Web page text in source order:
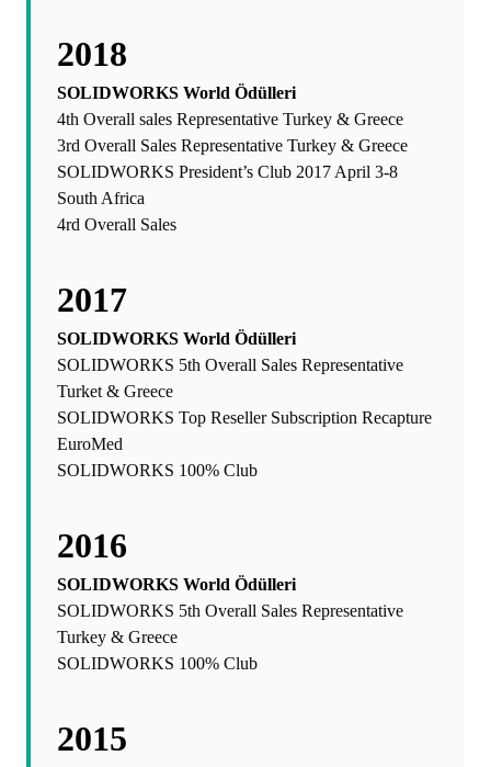
2018
SOLIDWORKS World Ödülleri
4th Overall sales Representative Turkey & Greece
3rd Overall Sales Representative Turkey & Greece
SOLIDWORKS President’s Club 2017 April 3-8
South Africa
4rd Overall Sales
2017
SOLIDWORKS World Ödülleri
SOLIDWORKS 5th Overall Sales Representative
Turket & Greece
SOLIDWORKS Top Reseller Subscription Recapture
EuroMed
SOLIDWORKS 100% Club
2016
SOLIDWORKS World Ödülleri
SOLIDWORKS 5th Overall Sales Representative
Turkey & Greece
SOLIDWORKS 100% Club
2015